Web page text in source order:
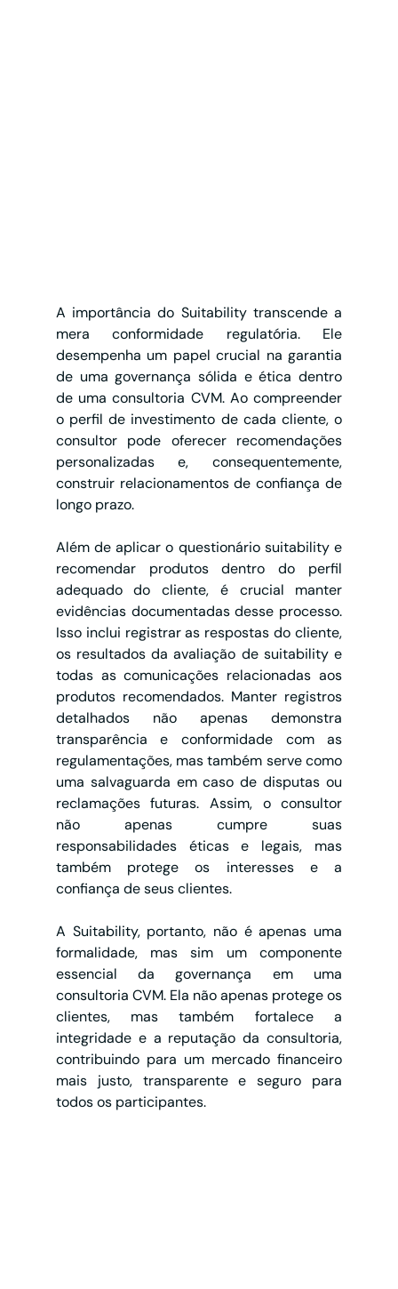
A importância do Suitability transcende a
mera conformidade regulatória. Ele
desempenha um papel crucial na garantia
de uma governança sólida e ética dentro
de uma consultoria CVM. Ao compreender
o perfil de investimento de cada cliente, o
consultor pode oferecer recomendações
personalizadas e, consequentemente,
construir relacionamentos de confiança de
longo prazo.
Além de aplicar o questionário suitability e
recomendar produtos dentro do perfil
adequado do cliente, é crucial manter
evidências documentadas desse processo.
Isso inclui registrar as respostas do cliente,
os resultados da avaliação de suitability e
todas as comunicações relacionadas aos
produtos recomendados. Manter registros
detalhados não apenas demonstra
transparência e conformidade com as
regulamentações, mas também serve como
uma salvaguarda em caso de disputas ou
reclamações futuras. Assim, o consultor
não apenas cumpre suas
responsabilidades éticas e legais, mas
também protege os interesses e a
confiança de seus clientes.
A Suitability, portanto, não é apenas uma
formalidade, mas sim um componente
essencial da governança em uma
consultoria CVM. Ela não apenas protege os
clientes, mas também fortalece a
integridade e a reputação da consultoria,
contribuindo para um mercado financeiro
mais justo, transparente e seguro para
todos os participantes.